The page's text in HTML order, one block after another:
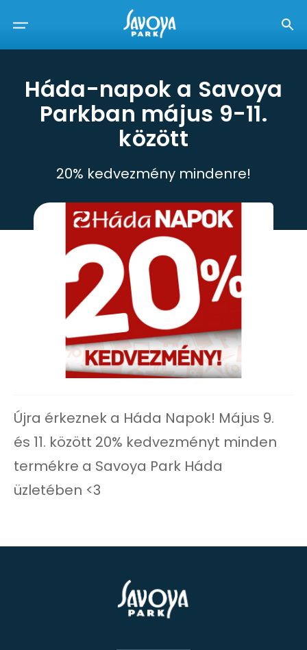
Háda-napok a Savoya
Parkban május 9-11.
között
20% kedvezmény mindenre!
Újra érkeznek a Háda Napok! Május 9.
és 11. között 20% kedvezményt minden
termékre a Savoya Park Háda
üzletében <3